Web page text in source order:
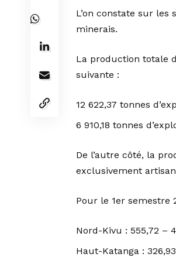
L’on constate sur
minerais.
La production totale
suivante :
12 622,37 tonnes
6 910,18 tonnes
De l’autre côté, la
exclusivement
Pour le 1er semestre
Nord-Kivu : 555,72 –
Haut-Katanga :